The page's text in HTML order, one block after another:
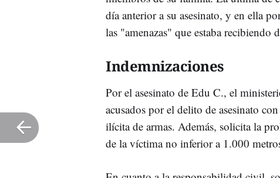
día anterior a su asesinato, y en ella
las "amenazas" que estaba
Indemnizaciones
Por el asesinato de Edu C., el
acusados por el delito de asesinato con
ilícita de armas. Además, solicita la
de la víctima no inferior a 1.000